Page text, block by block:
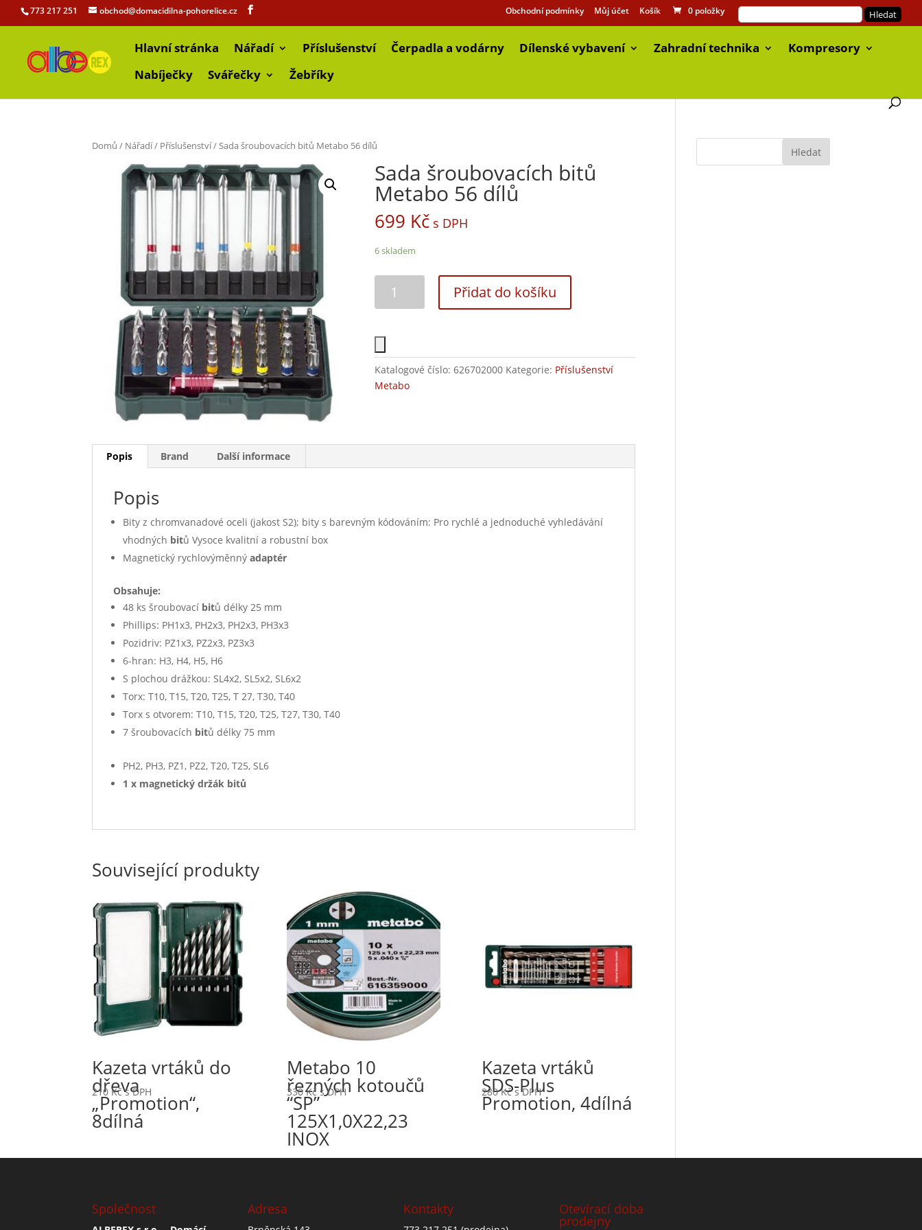
773 217 251 obchod@domacidilna-pohorelice.cz Obchodní podmínky Můj účet Košík 0 položky
Hlavní stránka Nářadí Příslušenství Čerpadla a vodárny Dílenské vybavení Zahradní technika
Kompresory
Nabíječky
Svářečky Žebříky
Domů / Nářadí/ Příslušenství/ Sada šroubovacích bitů Metabo 56 dílů
Sada šroubovacích bitů
Metabo 56 dílů
699 Kč s DPH
6 skladem
Přidat do košíku
Katalogové číslo:626702000 Kategorie: Příslušenství
Metabo
Popis Brand Další informace
Popis
Bity z chromvanadové oceli (jakost S2); bity s barevným kódováním: Pro rychlé a jednoduché vyhledávání
vhodných bitů Vysoce kvalitní a robustní box
Magnetický rychlovýměnnýadaptér
Obsahuje:
48 ks šroubovací bitů délky 25 mm
Phillips: PH1x3, PH2x3, PH2x3, PH3x3
Pozidriv: PZ1x3, PZ2x3, PZ3x3
6-hran: H3, H4, H5, H6
S plochou drážkou: SL4x2, SL5x2, SL6x2
Torx: T10, T15, T20, T25, T 27, T30, T40
Torx s otvorem: T10, T15, T20, T25, T27, T30, T40
7 šroubovacích bitů délky 75 mm
PH2, PH3, PZ1, PZ2, T20, T25, SL6
1 x magnetický držák bitů
Související produkty
Kazeta vrtáků do
dřeva
„Promotion“,
8dílná
210Kč s DPH
Metabo 10
řezných kotoučů
“SP”
125X1,0X22,23
INOX
330Kč s DPH
Kazeta vrtáků
SDS-Plus
Promotion, 4dílná
280Kč s DPH
Společnost Adresa Kontakty Otevírací doba
prodejny